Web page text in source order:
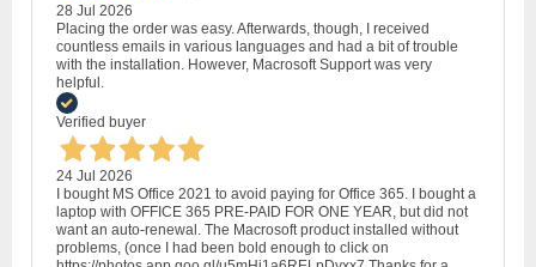
28 Jul 2026
Placing the order was easy. Afterwards, though, I received
countless emails in various languages and had a bit of trouble
with the installation. However, Macrosoft Support was very
helpful.
Verified buyer
24 Jul 2026
I bought MS Office 2021 to avoid paying for Office 365. I bought a
laptop with OFFICE 365 PRE-PAID FOR ONE YEAR, but did not
want an auto-renewal. The Macrosoft product installed without
problems, (once I had been bold enough to click on